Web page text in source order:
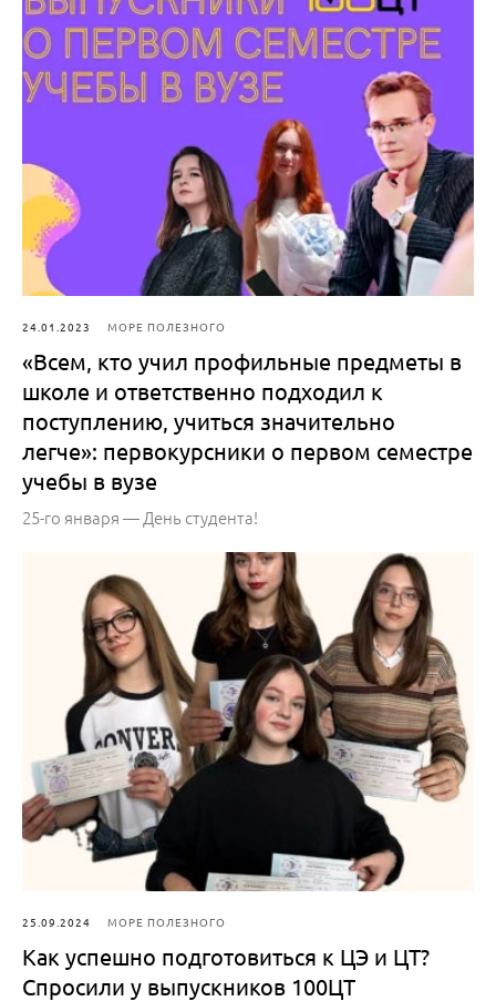
24.01.2023 МОРЕ ПОЛЕЗНОГО
«Всем, кто учил профильные предметы в
школе и ответственно подходил к
поступлению, учиться значительно
легче»: первокурсники о первом семестре
учебы в вузе
25-го января — День студента!
25.09.2024 МОРЕ ПОЛЕЗНОГО
Как успешно подготовиться к ЦЭ и ЦТ?
Спросили у выпускников 100ЦТ